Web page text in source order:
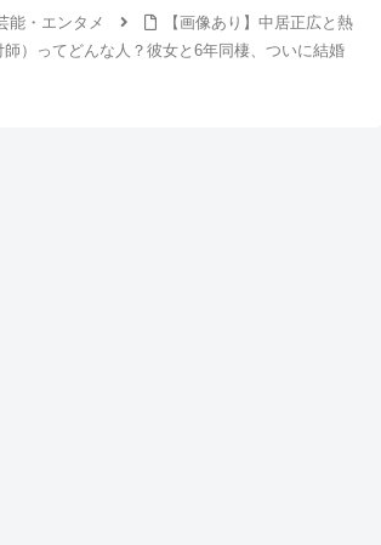
能・エンタメ
【画像あり】中居正広と熱
）ってどんな人？彼女と6年同棲、ついに結婚